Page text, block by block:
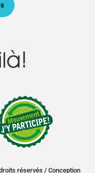
réservés / Conception